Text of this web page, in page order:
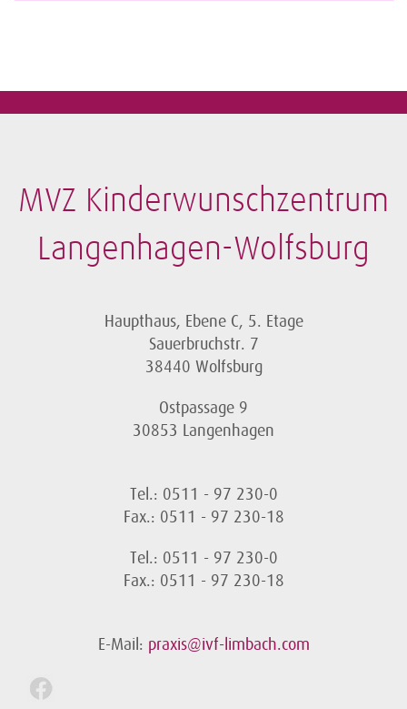
MVZ Kinderwunschzentrum
Langenhagen-Wolfsburg
Haupthaus, Ebene C, 5. Etage
Sauerbruchstr. 7
38440 Wolfsburg
Ostpassage 9
30853 Langenhagen
Tel.: 0511 - 97 230-0
Fax.: 0511 - 97 230-18
Tel.: 0511 - 97 230-0
Fax.: 0511 - 97 230-18
E-Mail: praxis@ivf-limbach.com